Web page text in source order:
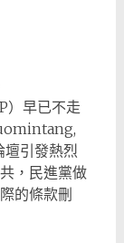
）早已不走
引發熱烈
，民進黨做
的條款刪